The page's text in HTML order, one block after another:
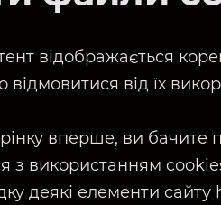
відображається
відмовитися від їх
вперше, ви бачите
з використанням
деякі елементи